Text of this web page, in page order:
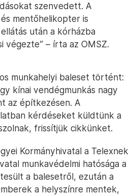
szenvedett. A
mentőhelikopter is
után a kórházba
végezte” – írta az OMSZ.
munkahelyi baleset történt:
kínai vendégmunkás nagy
az építkezésen. A
kérdéseket küldtünk a
frissítjük cikkünket.
Kormányhivatal a Telexnek
munkavédelmi hatósága a
a balesetről, ezután a
a helyszínre mentek,